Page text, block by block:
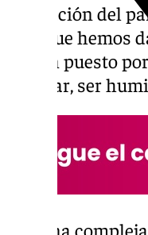
Valoración del
creo que
se han puesto
trabajar, ser
Semana